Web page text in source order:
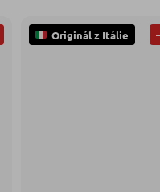
Originál z Itálie